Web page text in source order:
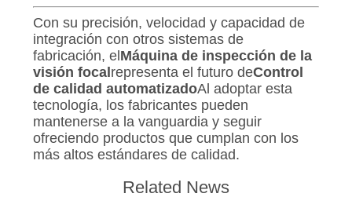
Con su precisión, velocidad y capacidad de
integración con otros sistemas de
fabricación, el Máquina de inspección de la
visión focal representa el futuro deControl
de calidad automatizadoAl adoptar esta
tecnología, los fabricantes pueden
mantenerse a la vanguardia y seguir
ofreciendo productos que cumplan con los
más altos estándares de calidad.
Related News